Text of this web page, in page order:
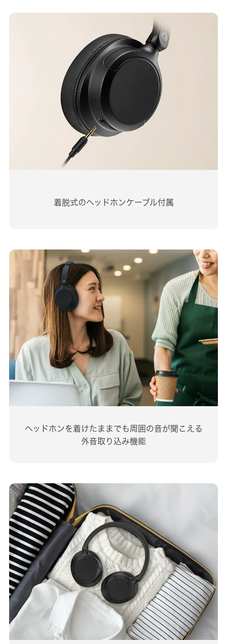
着脱式のヘッドホンケーブル付属
ヘッドホンを着けたままでも周囲の音が聞こえる
外音取り込み機能